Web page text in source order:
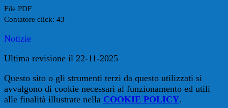
File PDF
Contatore click: 43
Notizie
Ultima revisione il 22-11-2025
Questo sito o gli strumenti terzi da questo utilizzati si
avvalgono di cookie necessari al funzionamento ed utili
alle finalità illustrate nella COOKIE POLICY.